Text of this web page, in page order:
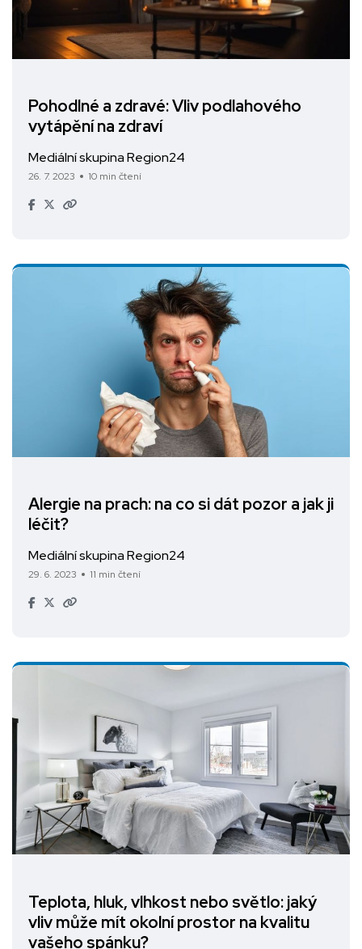
Pohodlné a zdravé: Vliv podlahového
vytápění na zdraví
Mediální skupina Region24
26. 7. 2023 10 min čtení
Alergie na prach: na co si dát pozor a jak ji
léčit?
Mediální skupina Region24
29. 6. 2023 11 min čtení
Teplota, hluk, vlhkost nebo světlo: jaký
vliv může mít okolní prostor na kvalitu
vašeho spánku?